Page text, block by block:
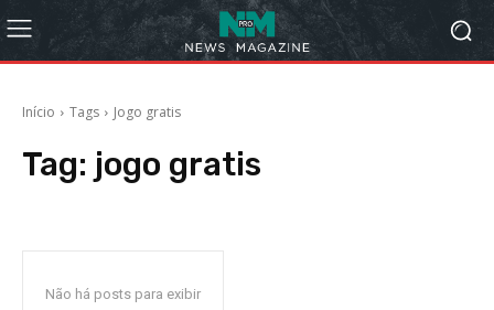
Início Tags Jogo gratis
Tag: jogo gratis
Não há posts para exibir